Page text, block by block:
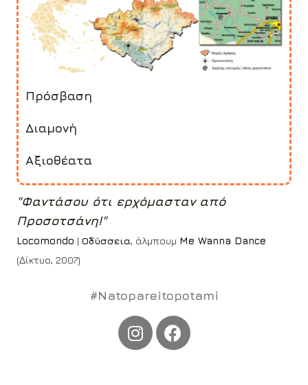
Πρόσβαση
Διαμονή
Αξιοθέατα
"Φαντάσου ότι ερχόμασταν από
Προσοτσάνη!"
Locomondo | Οδύσσεια, άλμπουμ Me Wanna Dance
(Δίκτυο, 2007)
#Natopareitopotami